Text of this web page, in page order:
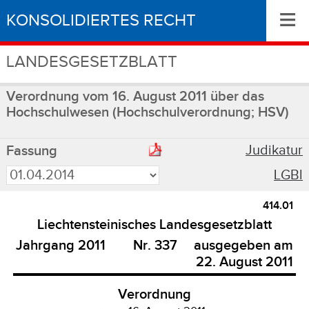
KONSOLIDIERTES RECHT
LANDESGESETZBLATT
≡
Verordnung vom 16. August 2011 über das
Hochschulwesen (Hochschulverordnung; HSV)
Fassung
Judikatur
LGBl